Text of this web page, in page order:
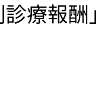
療報酬